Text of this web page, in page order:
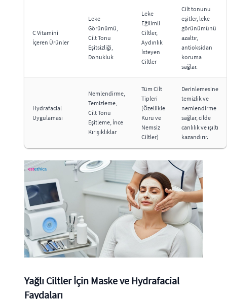
C Vitamini
İçeren Ürünler
Leke
Görünümü,
Cilt Tonu
Eşitsizliği,
Donukluk
Leke
Eğilimli
Ciltler,
Aydınlık
İsteyen
Ciltler
Cilt tonunu
eşitler, leke
görünümünü
azaltır,
antioksidan
koruma
sağlar.
Hydrafacial
Uygulaması
Nemlendirme,
Temizleme,
Cilt Tonu
Eşitleme, İnce
Kırışıklıklar
Tüm Cilt
Tipleri
(Özellikle
Kuru ve
Nemsiz
Ciltler)
Derinlemesine
temizlik ve
nemlendirme
sağlar, cilde
canlılık ve ışıltı
kazandırır.
Yağlı Ciltler İçin Maske ve Hydrafacial
Faydaları